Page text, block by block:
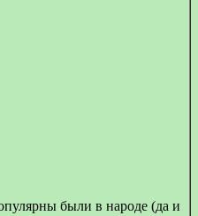
были в народе (да и